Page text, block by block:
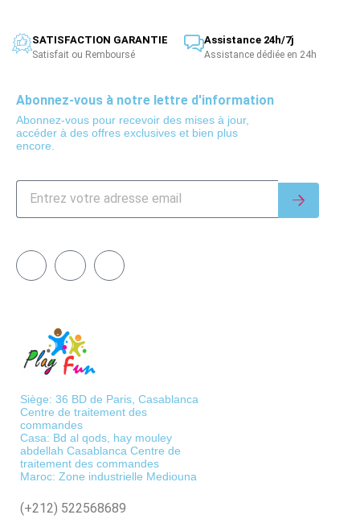
SATISFACTION GARANTIE
Satisfait ou Remboursé
Assistance 24h/7j
Assistance dédiée en 24h
Abonnez-vous à notre lettre d'information
Abonnez-vous pour recevoir des mises à jour,
accéder à des offres exclusives et bien plus
encore.
Siège: 36 BD de Paris, Casablanca
Centre de traitement des
commandes
Casa: Bd al qods, hay mouley
abdellah Casablanca Centre de
traitement des commandes
Maroc: Zone industrielle Mediouna
(+212) 522568689